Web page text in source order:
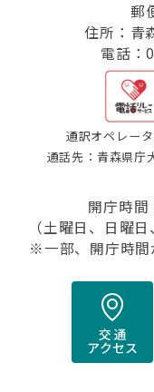
郵
住所：青
電話：
通訳オペレー
通話先：青森県庁
開庁時
（土曜日、日曜
※一部、開庁時間